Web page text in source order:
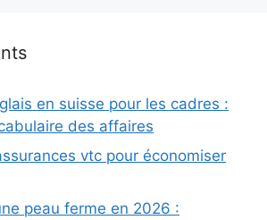
en suisse pour les cadres :
des affaires
vtc pour économiser
peau ferme en 2026 :